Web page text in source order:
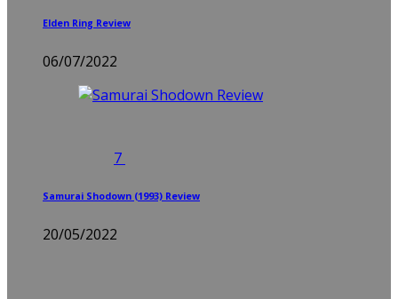
Elden Ring Review
06/07/2022
7
Samurai Shodown (1993) Review
20/05/2022